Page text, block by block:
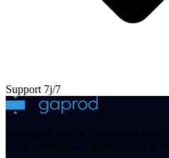
Support 7j/7